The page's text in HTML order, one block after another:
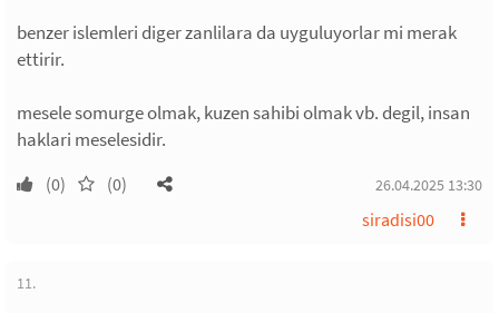
benzer islemleri diger zanlilara da uyguluyorlar mi merak
ettirir.
mesele somurge olmak, kuzen sahibi olmak vb. degil, insan
haklari meselesidir.
(0) (0) 26.04.2025 13:30
siradisi00
11.